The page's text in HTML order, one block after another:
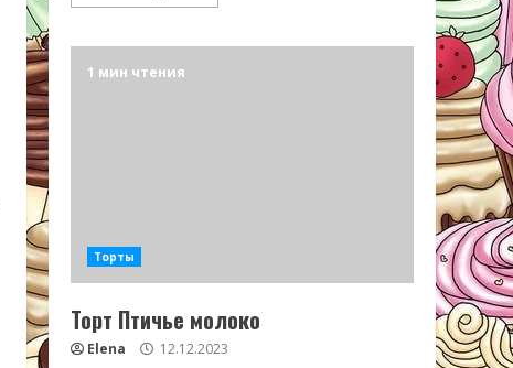
1 мин чтения
Торты
Торт Птичье молоко
Elena 12.12.2023